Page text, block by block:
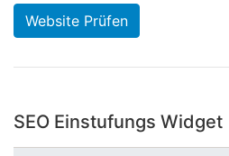
Website Prüfen
SEO Einstufungs Widget